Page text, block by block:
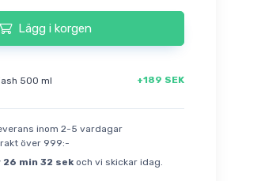
Lägg i korgen
500 ml +189 SEK
inom 2-5 vardagar
över 999:-
26 min31 sekoch vi skickar idag.